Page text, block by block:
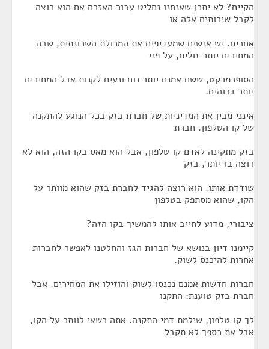
הקיים? לא יתכן שאנחנו נחליט עבור האזרח אם הוא רוצה
לקבל שירותים אלה או
אחרים. יש אנשים שמעדיפים את המכולת השכונתית, שבה
המחירים יותר זולים, על פני
הסופרמרקט, ששם אמנם יותר נוח ונעים לקנות אבל המחירים
יותר גבוהים.
אינני מבין את המדיניות של חברת בזק בכל הנוגע להתקנה
של קו הטלפון. חברת
בזק מתקינה לאדם קו טלפון, אבל הוא מאס בקו הזה, הוא לא
רוצה בו יותר, בזק
שודדת אותו. הוא רוצה להגיד לחברת בזק שהוא מוותר על
הקו, שהוא מסתפק בטלפון
ציבורי, מדוע לחייב אותו להמשיך בקו הזה?
קיימנו דיון בנושא של חברות הגז והחלטנו לאפשר לחברות
אחרות להיכנס לשוק.
חברות חדשות אמנם נכנסו לשוק והוזילו את המחירים. אבל
חברת בזק טוענת: התקנו
לך קו טלפון, שילמת דמי התקנה. אתה רשאי לוותר על הקו,
אבל את כספך לא תקבל